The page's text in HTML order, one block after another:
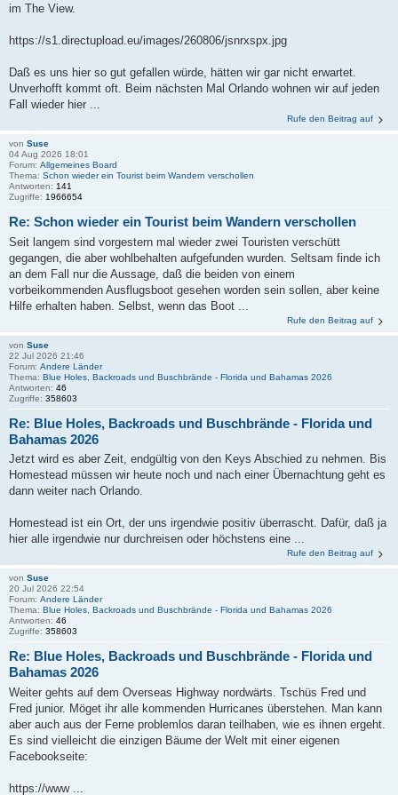
im The View.
https://s1.directupload.eu/images/260806/jsnrxspx.jpg
Daß es uns hier so gut gefallen würde, hätten wir gar nicht erwartet.
Unverhofft kommt oft. Beim nächsten Mal Orlando wohnen wir auf jeden
Fall wieder hier ...
Rufe den Beitrag auf
von Suse
04 Aug 2026 18:01
Forum: Allgemeines Board
Thema: Schon wieder ein Tourist beim Wandern verschollen
Antworten: 141
Zugriffe: 1966654
Re: Schon wieder ein Tourist beim Wandern verschollen
Seit langem sind vorgestern mal wieder zwei Touristen verschütt
gegangen, die aber wohlbehalten aufgefunden wurden. Seltsam finde ich
an dem Fall nur die Aussage, daß die beiden von einem
vorbeikommenden Ausflugsboot gesehen worden sein sollen, aber keine
Hilfe erhalten haben. Selbst, wenn das Boot ...
Rufe den Beitrag auf
von Suse
22 Jul 2026 21:46
Forum: Andere Länder
Thema: Blue Holes, Backroads und Buschbrände - Florida und Bahamas 2026
Antworten: 46
Zugriffe: 358603
Re: Blue Holes, Backroads und Buschbrände - Florida und
Bahamas 2026
Jetzt wird es aber Zeit, endgültig von den Keys Abschied zu nehmen. Bis
Homestead müssen wir heute noch und nach einer Übernachtung geht es
dann weiter nach Orlando.
Homestead ist ein Ort, der uns irgendwie positiv überrascht. Dafür, daß ja
hier alle irgendwie nur durchreisen oder höchstens eine ...
Rufe den Beitrag auf
von Suse
20 Jul 2026 22:54
Forum: Andere Länder
Thema: Blue Holes, Backroads und Buschbrände - Florida und Bahamas 2026
Antworten: 46
Zugriffe: 358603
Re: Blue Holes, Backroads und Buschbrände - Florida und
Bahamas 2026
Weiter gehts auf dem Overseas Highway nordwärts. Tschüs Fred und
Fred junior. Möget ihr alle kommenden Hurricanes überstehen. Man kann
aber auch aus der Ferne problemlos daran teilhaben, wie es ihnen ergeht.
Es sind vielleicht die einzigen Bäume der Welt mit einer eigenen
Facebookseite:
https://www ...